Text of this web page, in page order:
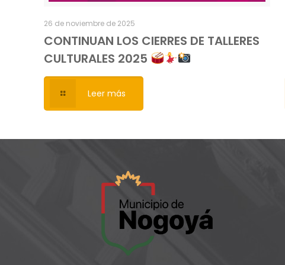
26 de noviembre de 2025
CONTINUAN LOS CIERRES DE TALLERES
CULTURALES 2025
Leer más